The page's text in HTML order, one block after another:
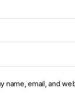
name, email, and